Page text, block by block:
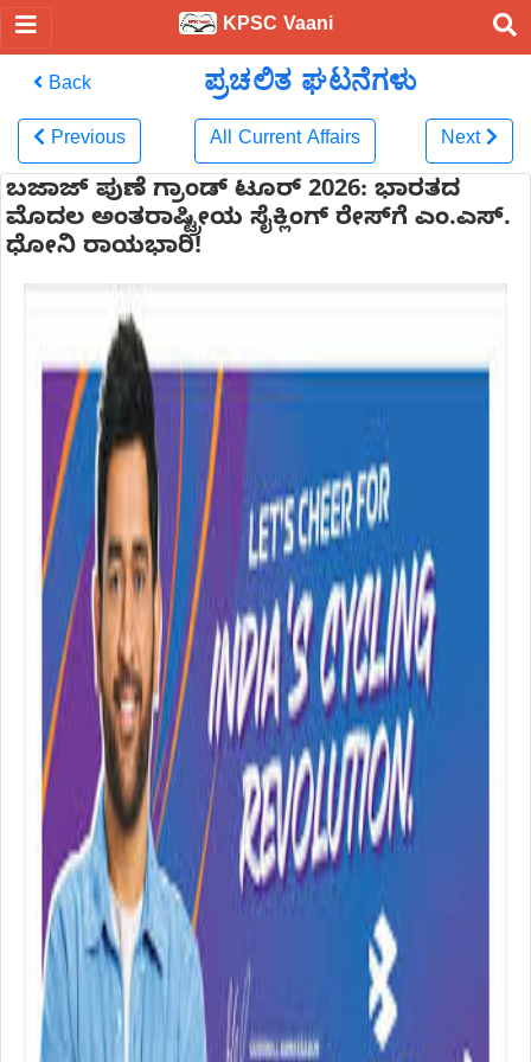
KPSC Vaani
Back ಪ್ರಚಲಿತ ಘಟನೆಗಳು
Previous All Current Affairs Next
ಬಜಾಜ್ ಪುಣೆ ಗ್ರಾಂಡ್ ಟೂರ್ 2026: ಭಾರತದ
ಮೊದಲ ಅಂತರಾಷ್ಟ್ರೀಯ ಸೈಕ್ಲಿಂಗ್ ರೇಸ್‌ಗೆ ಎಂ.ಎಸ್.
ಧೋನಿ ರಾಯಭಾರಿ!